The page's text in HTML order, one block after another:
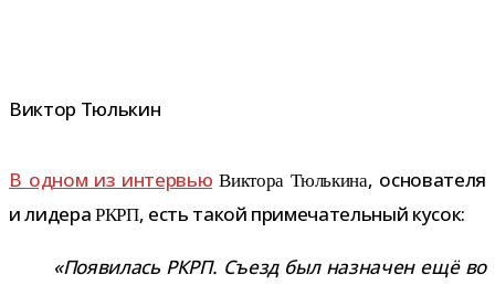
Виктор Тюлькин
В одном из интер­вью Виктора Тюлькина, осно­ва­теля
и лидера РКРП, есть такой при­ме­ча­тель­ный кусок:
«Появилась РКРП. Съезд был назна­чен ещё во